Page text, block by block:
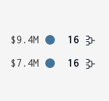
$9.4M
16
$7.4M 16